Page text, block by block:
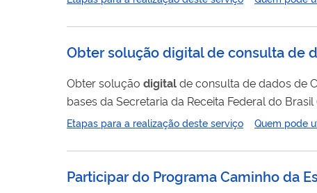
Obter solução digital de consulta de
Obter solução digitalde consulta de dados de Certidão Negativa
bases da Secretaria da Receita Federal do
ferramenta (API), para consulta segura e
Etapas para a realização deste serviço Quem pode
Participar do Programa Caminho da